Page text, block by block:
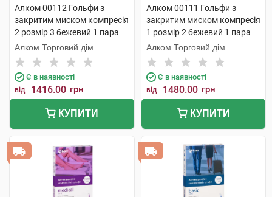
Алком 00112 Гольфи з
закритим миском компресія
2 розмір 3 бежевий 1 пара
Алком Торговий дім
Є в наявності
від 1416.00 грн
КУПИТИ
Алком 00111 Гольфи з
закритим миском компресія
1 розмір 2 бежевий 1 пара
Алком Торговий дім
Є в наявності
від 1480.00 грн
КУПИТИ